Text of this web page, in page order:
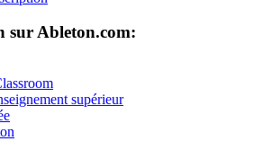
sur Ableton.com:
supérieur